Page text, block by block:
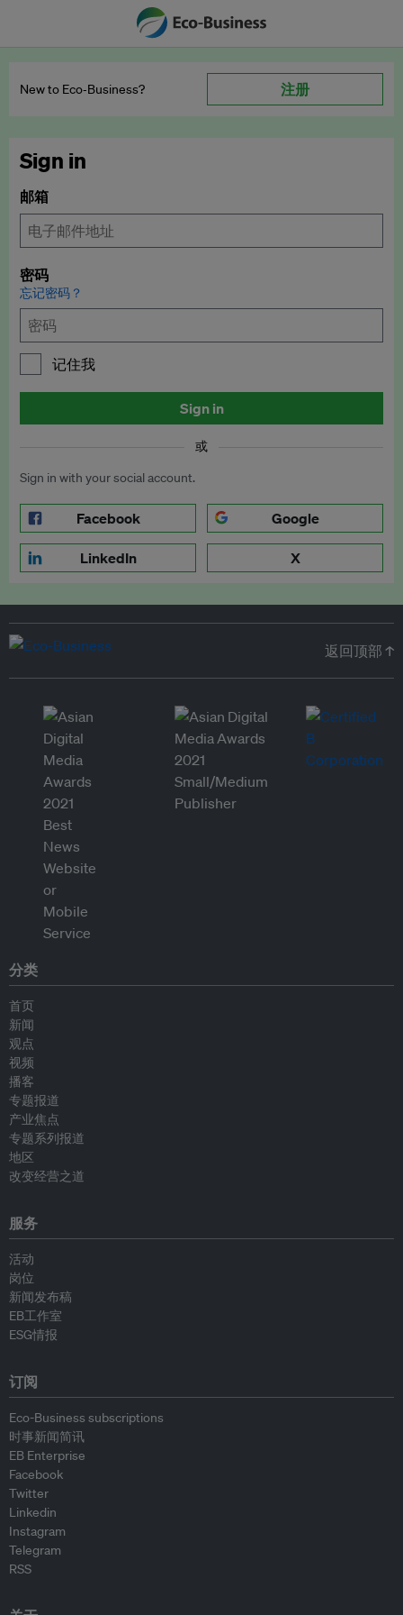
New to Eco‑Business? 注册
Sign in
邮箱
密码
忘记密码？
记住我
Sign in
或
Sign in with your social account.
Facebook Google
LinkedIn X
返回顶部 ↑
分类
首页
新闻
观点
视频
播客
专题报道
产业焦点
专题系列报道
地区
改变经营之道
服务
活动
岗位
新闻发布稿
EB工作室
ESG情报
订阅
Eco-Business subscriptions
时事新闻简讯
EB Enterprise
Facebook
Twitter
Linkedin
Instagram
Telegram
RSS